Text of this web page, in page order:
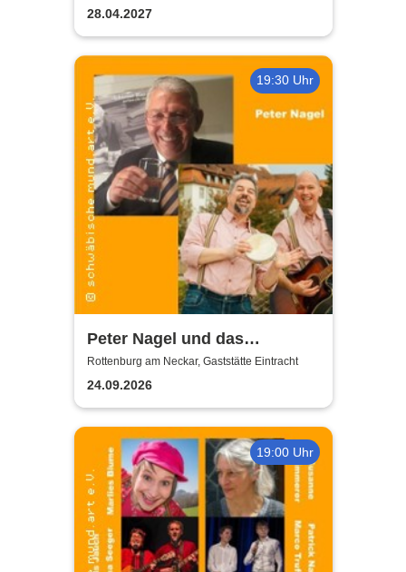
28.04.2027
19:30 Uhr
Peter Nagel und das
MundArt-Brettle | Gaststätte
Eintracht
Rottenburg am Neckar, Gaststätte Eintracht
24.09.2026
19:00 Uhr